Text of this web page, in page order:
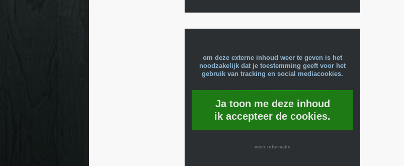
om deze externe inhoud weer te geven is het
noodzakelijk dat je toestemming geeft voor het
gebruik van tracking en social mediacookies.
Ja toon me deze inhoud
ik accepteer de cookies.
meer informatie